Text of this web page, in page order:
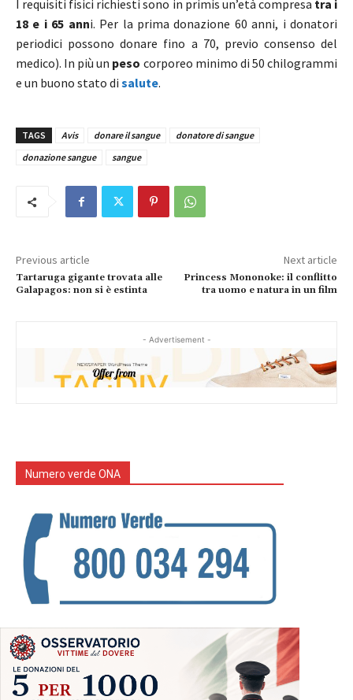
I requisiti fisici richiesti sono in primis un’età compresa tra i
18 e i 65 anni. Per la prima donazione 60 anni, i donatori
periodici possono donare fino a 70, previo consenso del
medico). In più un peso corporeo minimo di 50 chilogrammi
e un buono stato di salute.
TAGS Avis donare il sangue
donatore di sangue
donazione sangue
sangue
Previous article
Tartaruga gigante trovata alle
Galapagos: non si è estinta
Next article
Princess Mononoke: il conflitto
tra uomo e natura in un film
- Advertisement -
Numero verde ONA